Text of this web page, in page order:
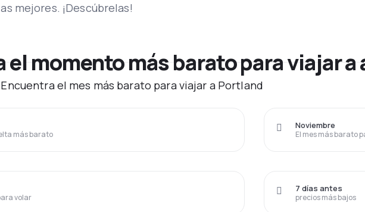
mejores. ¡Descúbrelas!
el momento más barato para viajar a
el mes más barato para viajar a Portland
más barato El mes más barato
Noviembre
volar precios más bajos
7 días antes